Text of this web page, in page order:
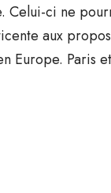
Celui-ci ne
aux
Europe. Paris